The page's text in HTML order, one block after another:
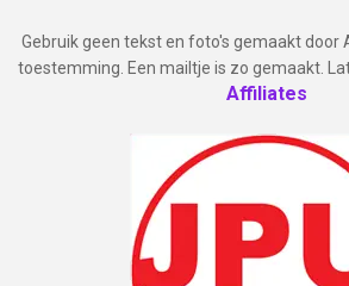
Gebruik geen tekst en foto's gemaakt door
toestemming. Een mailtje is zo gemaakt.
Affiliates